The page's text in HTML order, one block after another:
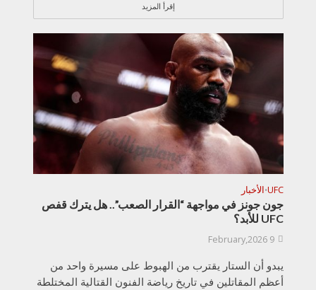
إقرأ المزيد
UFC
•الأخبار
جون جونز في مواجهة “القرار الصعب”.. هل يترك قفص
UFC للأبد؟
9 February,2026
يبدو أن الستار يقترب من الهبوط على مسيرة واحد من
أعظم المقاتلين في تاريخ رياضة الفنون القتالية المختلطة